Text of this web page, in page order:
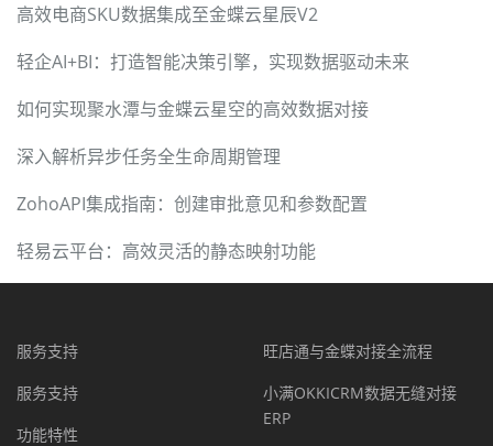
高效电商SKU数据集成至金蝶云星辰V2
轻企AI+BI：打造智能决策引擎，实现数据驱动未来
如何实现聚水潭与金蝶云星空的高效数据对接
深入解析异步任务全生命周期管理
ZohoAPI集成指南：创建审批意见和参数配置
轻易云平台：高效灵活的静态映射功能
服务支持
服务支持
功能特性
旺店通与金蝶对接全流程
小满OKKICRM数据无缝对接
ERP